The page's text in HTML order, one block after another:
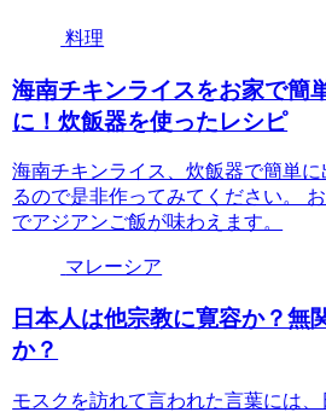
料理
海南チキンライスをお家で簡
に！炊飯器を使ったレシピ
海南チキンライス、炊飯器で簡単に
るので是非作ってみてください。
でアジアンご飯が味わえます。
マレーシア
日本人は他宗教に寛容か？無
か？
モスクを訪れて言われた言葉には、